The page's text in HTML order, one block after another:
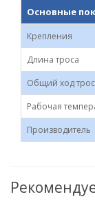
Основные
Крепления
Длина троса
Общий ход
Рабочая
Производитель